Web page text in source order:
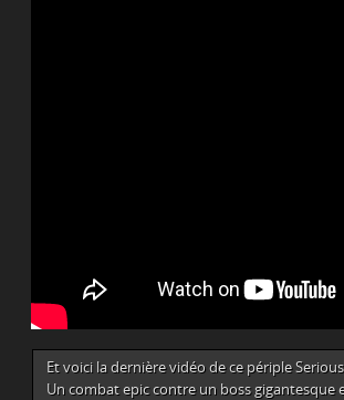
Et voici la dernière vidéo de ce périple Serious
Un combat epic contre un boss